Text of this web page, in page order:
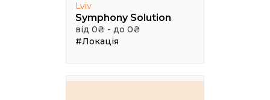
Lviv
Symphony Solution
від 0₴ - до 0₴
#Локація